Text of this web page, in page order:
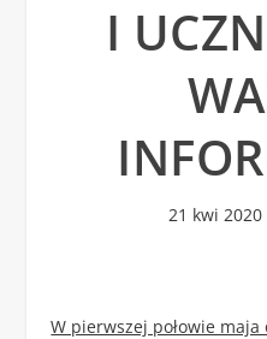
I
21 kwi 2020
W pierwszej połowie